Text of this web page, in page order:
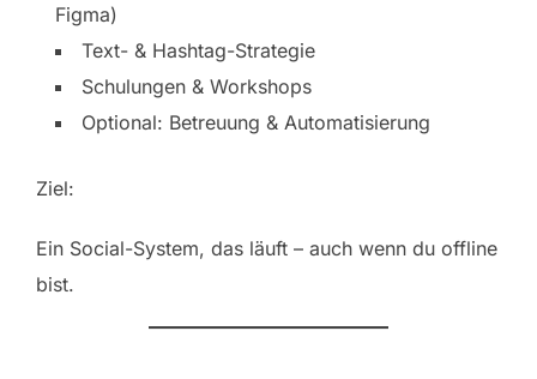
Figma)
Text- & Hashtag-Strategie
Schulungen & Workshops
Optional: Betreuung & Automatisierung
Ziel:
Ein Social-System, das läuft – auch wenn du offline
bist.